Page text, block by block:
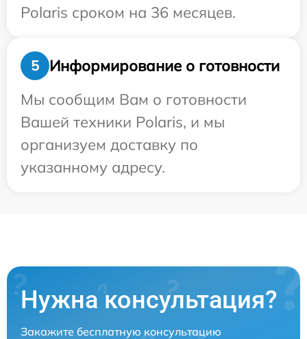
Polaris сроком на 36 месяцев.
5
Информирование о готовности
Мы сообщим Вам о готовности
Вашей техники Polaris, и мы
организуем доставку по
указанному адресу.
Нужна консультация?
Закажите бесплатную консультацию